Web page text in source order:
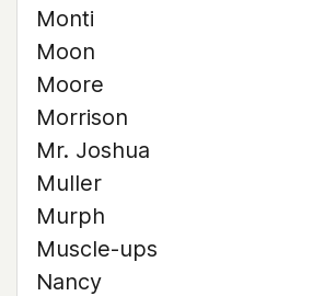
Monti
Moon
Moore
Morrison
Mr. Joshua
Muller
Murph
Muscle-ups
Nancy